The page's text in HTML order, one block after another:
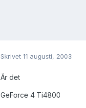
Skrivet 11 augusti, 2003
Är det
GeForce 4 Ti4800